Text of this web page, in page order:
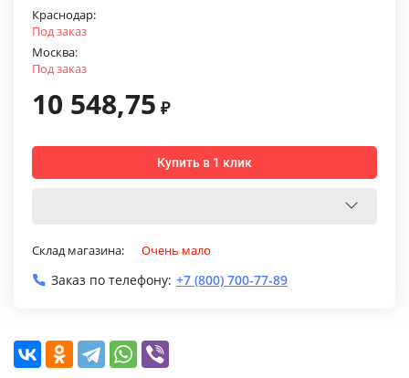
Краснодар:
Под заказ
Москва:
Под заказ
10 548,75 ₽
Купить в 1 клик
Склад магазина: Очень мало
Заказ по телефону: +7 (800) 700-77-89